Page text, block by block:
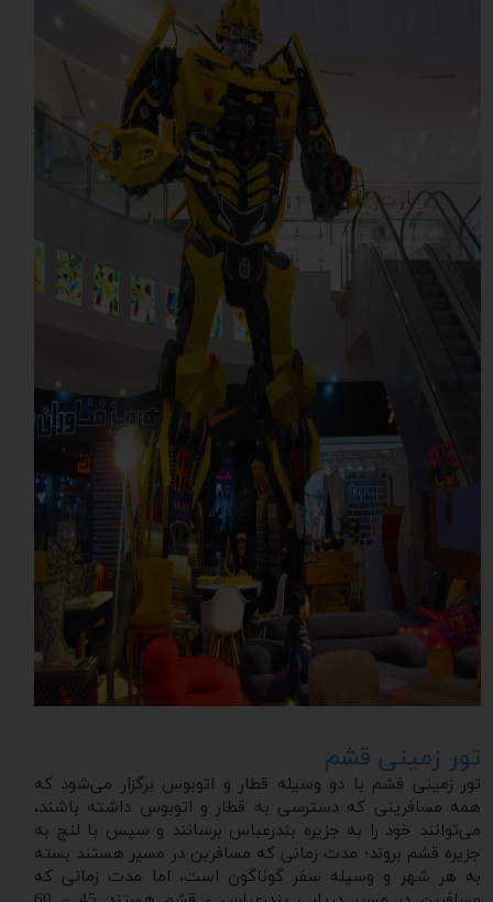
تور زمینی قشم
تور زمینی قشم با دو وسیله قطار و اتوبوس برگزار می‌شود که
همه مسافرینی که دسترسی به قطار و اتوبوس داشته باشند،
می‌توانند خود را به جزیره بندرعباس برسانند و سپس با لنج به
جزیره قشم بروند؛ مدت زمانی که مسافرین در مسیر هستند بسته
به هر شهر و وسیله سفر گوناگون است، اما مدت زمانی که